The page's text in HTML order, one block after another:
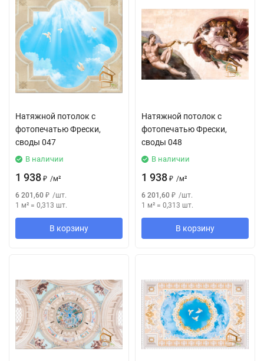
Натяжной потолок с
фотопечатью Фрески,
своды 047
В наличии
1 938 ₽ /м²
6 201,60 ₽ /шт.
1 м² = 0,313 шт.
В корзину
Натяжной потолок с
фотопечатью Фрески,
своды 048
В наличии
1 938 ₽ /м²
6 201,60 ₽ /шт.
1 м² = 0,313 шт.
В корзину